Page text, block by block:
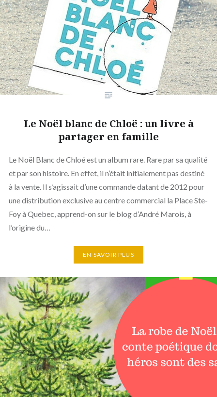
Le Noël blanc de Chloë : un livre à
partager en famille
Le Noël Blanc de Chloé est un album rare. Rare par sa qualité
et par son histoire. En effet, il n’était initialement pas destiné
à la vente. Il s’agissait d’une commande datant de 2012 pour
une distribution exclusive au centre commercial la Place Ste-
Foy à Quebec, apprend-on sur le blog d’André Marois, à
l’origine du…
EN SAVOIR PLUS